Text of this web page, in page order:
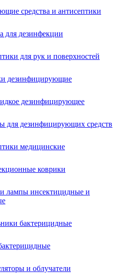
средства и антисептики
для дезинфекции
для рук и поверхностей
дезинфицирующие
дезинфицирующее
для дезинфицирующих средств
медицинские
коврики
лампы инсектицидные и
бактерицидные
и облучатели